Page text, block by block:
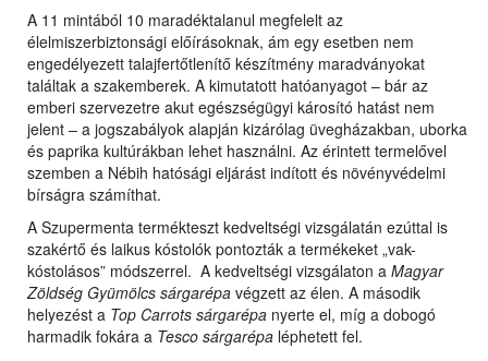
A 11 mintából 10 maradéktalanul megfelelt az
élelmiszerbiztonsági előírásoknak, ám egy esetben nem
engedélyezett talajfertőtlenítő készítmény maradványokat
találtak a szakemberek. A kimutatott hatóanyagot – bár az
emberi szervezetre akut egészségügyi károsító hatást nem
jelent – a jogszabályok alapján kizárólag üvegházakban, uborka
és paprika kultúrákban lehet használni. Az érintett termelővel
szemben a Nébih hatósági eljárást indított és növényvédelmi
bírságra számíthat.
A Szupermenta termékteszt kedveltségi vizsgálatán ezúttal is
szakértő és laikus kóstolók pontozták a termékeket „vak-
kóstolásos” módszerrel. A kedveltségi vizsgálaton a Magyar
Zöldség Gyümölcs sárgarépa végzett az élen. A második
helyezést a Top Carrots sárgarépa nyerte el, míg a dobogó
harmadik fokára a Tesco sárgarépa léphetett fel.